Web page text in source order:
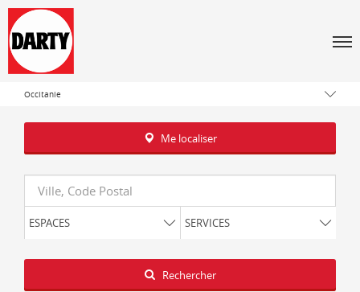
Tous les magasins Darty
Occitanie
Me localiser
Requête
ESPACES SERVICES
Latitude
Longitude
Rechercher